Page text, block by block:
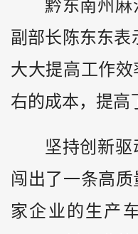
黔东南州麻
副部长陈东东表
大大提高工作
右的成本，提高
坚持创新
闯出了一条高
家企业的生产